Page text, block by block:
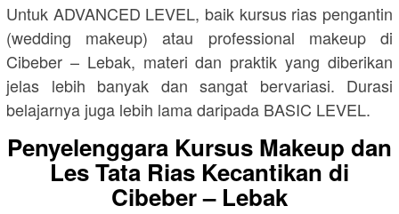
Untuk ADVANCED LEVEL, baik kursus rias pengantin
(wedding makeup) atau professional makeup di
Cibeber – Lebak, materi dan praktik yang diberikan
jelas lebih banyak dan sangat bervariasi. Durasi
belajarnya juga lebih lama daripada BASIC LEVEL.
Penyelenggara Kursus Makeup dan
Les Tata Rias Kecantikan di
Cibeber – Lebak